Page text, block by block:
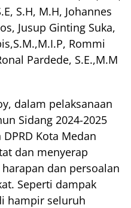
S.H, M.H, Johannes
Jusup Ginting Suka,
Rommi
Pardede, S.E.,M.M
dalam pelaksanaan
Sidang 2024-2025
Kota Medan
dan menyerap
dan persoalan
Seperti dampak
hampir seluruh